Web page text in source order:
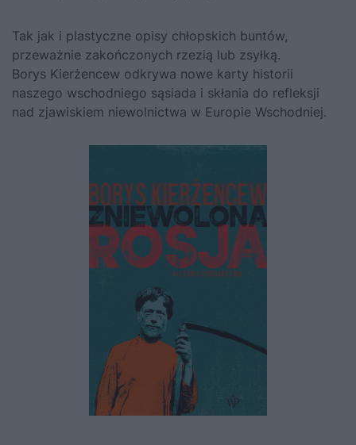
Tak jak i plastyczne opisy chłopskich buntów,
przeważnie zakończonych rzezią lub zsyłką.
Borys Kierżencew odkrywa nowe karty historii
naszego wschodniego sąsiada i skłania do refleksji
nad zjawiskiem niewolnictwa w Europie Wschodniej.